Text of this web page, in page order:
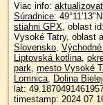
Viac info:
Súradnice: 49°11'13"N
stiahni GPX, oblast id: 2275146, dlzka: 2392, oblast name: mesto
Vysoké Tatry, oblast
Slovensko,
Liptovská kotlina,
park, mesto Vysoké
Lomnica, Dolina
lat:
timestamp: 2024 07